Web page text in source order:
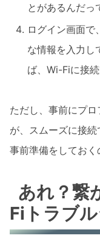
とがあるんだっ
ログイン画面で
な情報を入力し
ば、Wi-Fiに接続
ただし、事前にプ
が、スムーズに接
事前準備をしておく
あれ？繋
Fiトラブ